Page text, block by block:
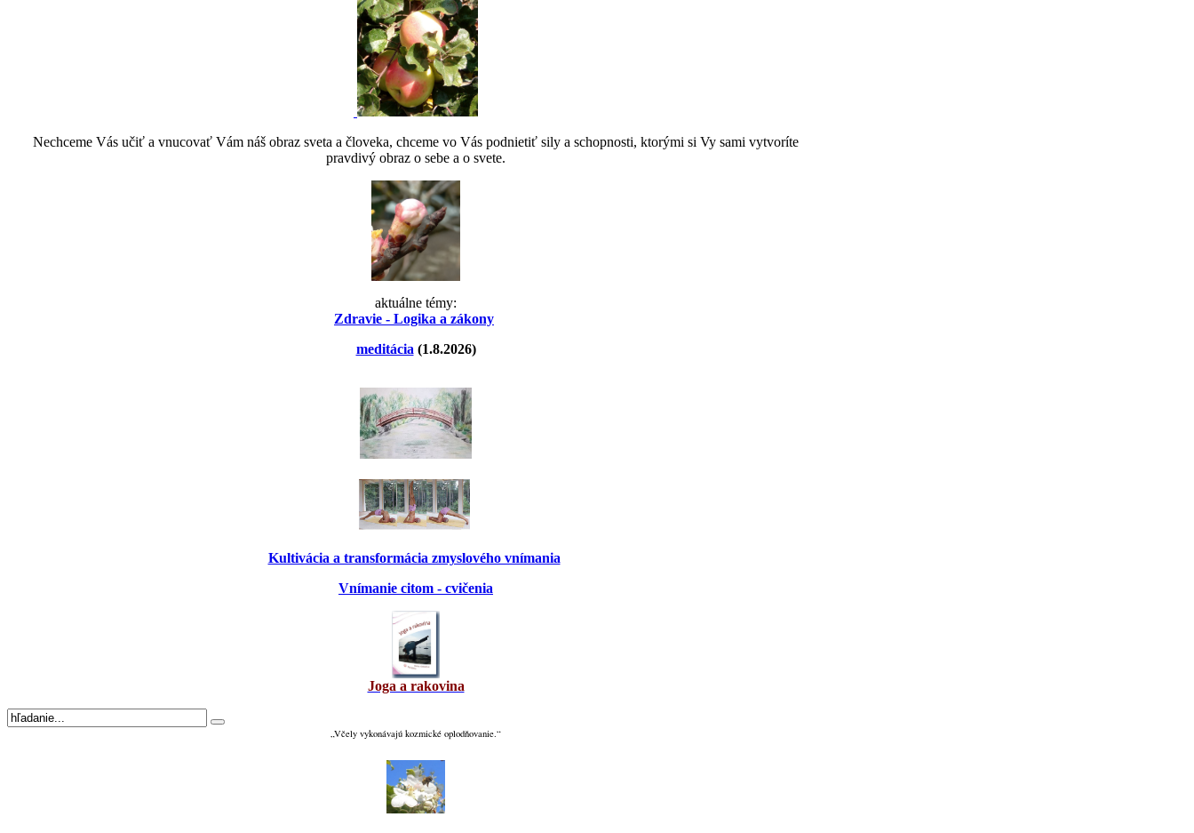
Nechceme Vás učiť a vnucovať Vám náš obraz sveta a človeka, chceme vo Vás podnietiť sily a schopnosti, ktorými si Vy sami vytvoríte
pravdivý obraz o sebe a o svete.
aktuálne témy:
Zdravie - Logika a zákony
meditácia(1.8.2026)
Kultivácia a transformácia zmyslového vnímania
Vnímanie citom - cvičenia
Joga a rakovina
„Včely vykonávajú kozmické oplodňovanie.“